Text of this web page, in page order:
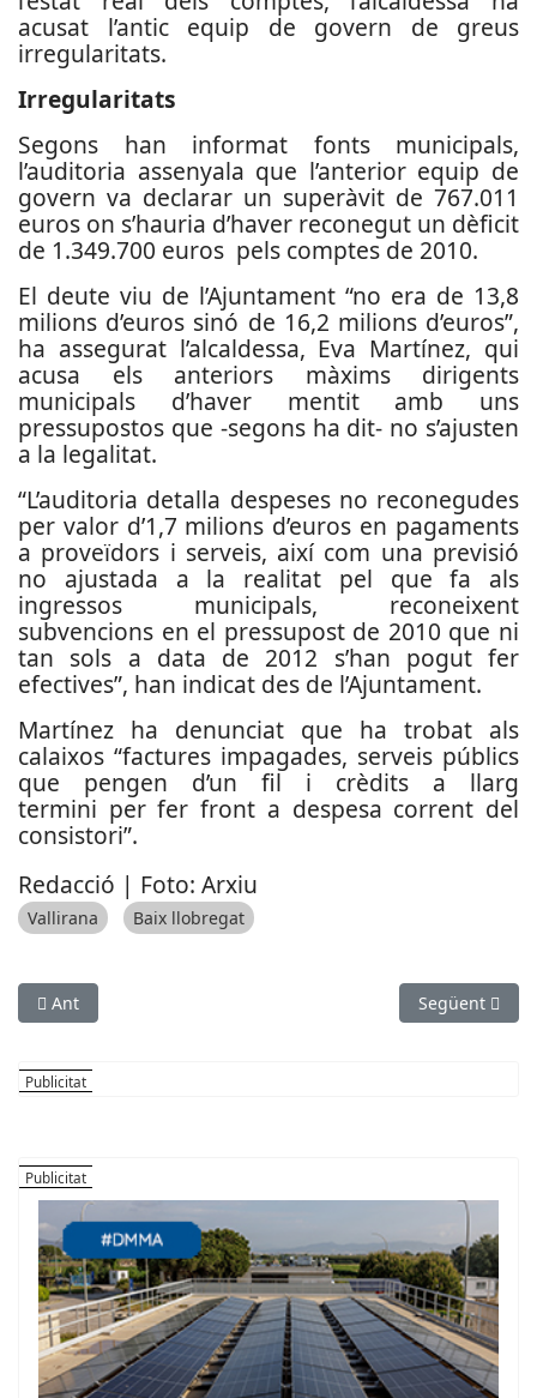
acusat l’antic equip de govern de greus
irregularitats.
Irregularitats
Segons han informat fonts municipals,
l’auditoria assenyala que l’anterior equip de
govern va declarar un superàvit de 767.011
euros on s’hauria d’haver reconegut un dèficit
de 1.349.700 euros pels comptes de 2010.
El deute viu de l’Ajuntament “no era de 13,8
milions d’euros sinó de 16,2 milions d’euros”,
ha assegurat l’alcaldessa, Eva Martínez, qui
acusa els anteriors màxims dirigents
municipals d’haver mentit amb uns
pressupostos que -segons ha dit- no s’ajusten
a la legalitat.
“L’auditoria detalla despeses no reconegudes
per valor d’1,7 milions d’euros en pagaments
a proveïdors i serveis, així com una previsió
no ajustada a la realitat pel que fa als
ingressos municipals, reconeixent
subvencions en el pressupost de 2010 que ni
tan sols a data de 2012 s’han pogut fer
efectives”, han indicat des de l’Ajuntament.
Martínez ha denunciat que ha trobat als
calaixos “factures impagades, serveis públics
que pengen d’un fil i crèdits a llarg
termini per fer front a despesa corrent del
consistori”.
Redacció | Foto: Arxiu
Vallirana Baix llobregat
Article anterior: Junqueras, contra les maniobres militars a
Ant Article
Següent